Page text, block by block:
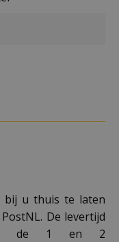
bij u thuis te laten
De levertijd
de 1 en 2